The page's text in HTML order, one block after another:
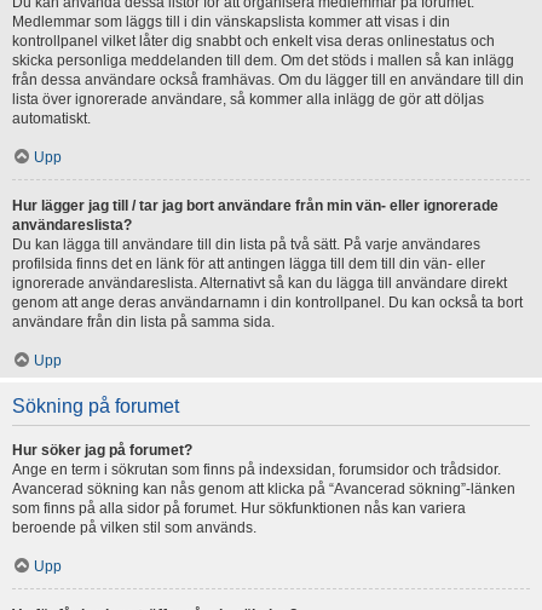
Medlemmar som läggs till i din vänskapslista kommer att visas i din
kontrollpanel vilket låter dig snabbt och enkelt visa deras onlinestatus och
skicka personliga meddelanden till dem. Om det stöds i mallen så kan inlägg
från dessa användare också framhävas. Om du lägger till en användare till din
lista över ignorerade användare, så kommer alla inlägg de gör att döljas
automatiskt.
Upp
Hur lägger jag till / tar jag bort användare från min vän- eller ignorerade
användareslista?
Du kan lägga till användare till din lista på två sätt. På varje användares
profilsida finns det en länk för att antingen lägga till dem till din vän- eller
ignorerade användareslista. Alternativt så kan du lägga till användare direkt
genom att ange deras användarnamn i din kontrollpanel. Du kan också ta bort
användare från din lista på samma sida.
Upp
Sökning på forumet
Hur söker jag på forumet?
Ange en term i sökrutan som finns på indexsidan, forumsidor och trådsidor.
Avancerad sökning kan nås genom att klicka på “Avancerad sökning”-länken
som finns på alla sidor på forumet. Hur sökfunktionen nås kan variera
beroende på vilken stil som används.
Upp